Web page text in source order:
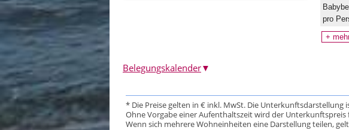
pro
+
Belegungskalender▼
* Die Preise gelten in € inkl. MwSt. Die Unterkunftsdarstellung
Ohne Vorgabe einer Aufenthaltszeit wird der
Wenn sich mehrere Wohneinheiten eine Darstellung teilen,